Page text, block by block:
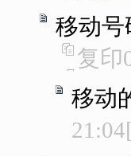
移动号
复印
移动
21:04